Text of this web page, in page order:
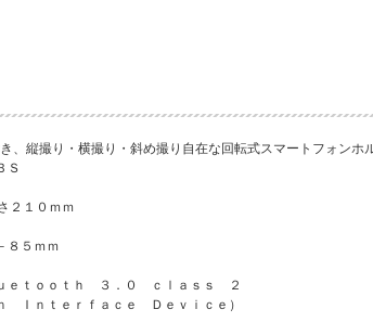
、縦撮り・横撮り・斜め撮り自在な回転式スマートフォン
Ｓ
２１０ｍｍ
８５ｍｍ
ｅｔｏｏｔｈ ３．０ ｃｌａｓｓ ２
Ｉｎｔｅｒｆａｃｅ Ｄｅｖｉｃｅ）